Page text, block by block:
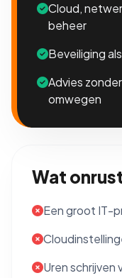
Cloud,
beheer
Beveiliging
Advies
omwegen
Wat
Een groot IT-
Uren schrijven